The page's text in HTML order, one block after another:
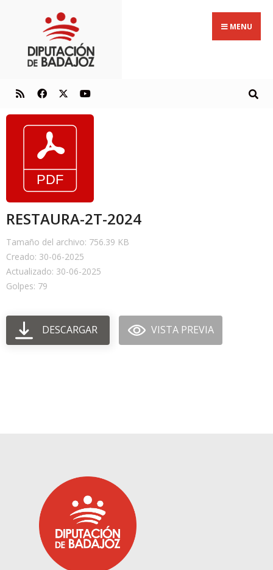
MENU
RESTAURA-2T-2024
Tamaño del archivo: 756.39 KB
Creado: 30-06-2025
Actualizado: 30-06-2025
Golpes: 79
DESCARGAR VISTA PREVIA